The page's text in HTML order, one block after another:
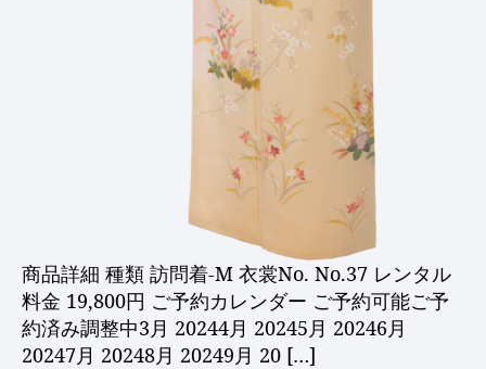
商品詳細 種類 訪問着-M 衣裳No. No.37 レンタル
料金 19,800円 ご予約カレンダー ご予約可能ご予
約済み調整中3月 20244月 20245月 20246月
20247月 20248月 20249月 20 […]